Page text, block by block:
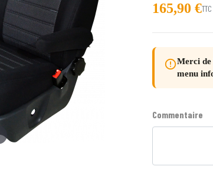
165,90 €TTC
error_outlineMerci de
menu
Commentaire